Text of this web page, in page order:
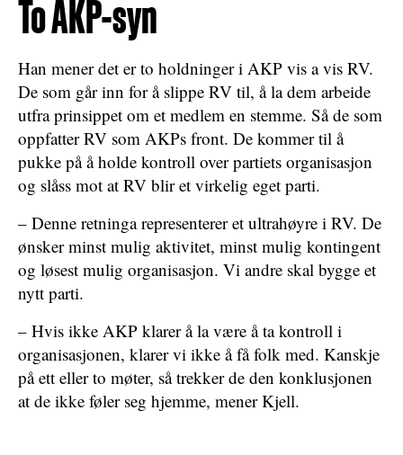
To AKP-syn
Han mener det er to holdninger i AKP vis a vis RV.
De som går inn for å slippe RV til, å la dem arbeide
utfra prinsippet om et medlem en stemme. Så de som
oppfatter RV som AKPs front. De kommer til å
pukke på å holde kontroll over partiets organisasjon
og slåss mot at RV blir et virkelig eget parti.
– Denne retninga representerer et ultrahøyre i RV. De
ønsker minst mulig aktivitet, minst mulig kontingent
og løsest mulig organisasjon. Vi andre skal bygge et
nytt parti.
– Hvis ikke AKP klarer å la være å ta kontroll i
organisasjonen, klarer vi ikke å få folk med. Kanskje
på ett eller to møter, så trekker de den konklusjonen
at de ikke føler seg hjemme, mener Kjell.